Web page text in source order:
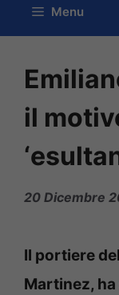
Menu
il
20 Dicembre
Il portiere
Martinez,